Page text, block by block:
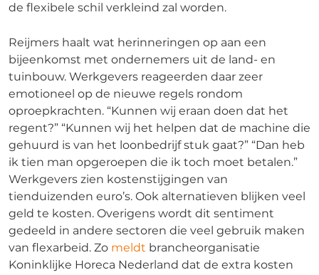
de flexibele schil verkleind zal worden.
Reijmers haalt wat herinneringen op aan een
bijeenkomst met ondernemers uit de land- en
tuinbouw. Werkgevers reageerden daar zeer
emotioneel op de nieuwe regels rondom
oproepkrachten. “Kunnen wij eraan doen dat het
regent?” “Kunnen wij het helpen dat de machine die
gehuurd is van het loonbedrijf stuk gaat?” “Dan heb
ik tien man opgeroepen die ik toch moet betalen.”
Werkgevers zien kostenstijgingen van
tienduizenden euro’s. Ook alternatieven blijken veel
geld te kosten. Overigens wordt dit sentiment
gedeeld in andere sectoren die veel gebruik maken
van flexarbeid. Zo meldt brancheorganisatie
Koninklijke Horeca Nederland dat de extra kosten